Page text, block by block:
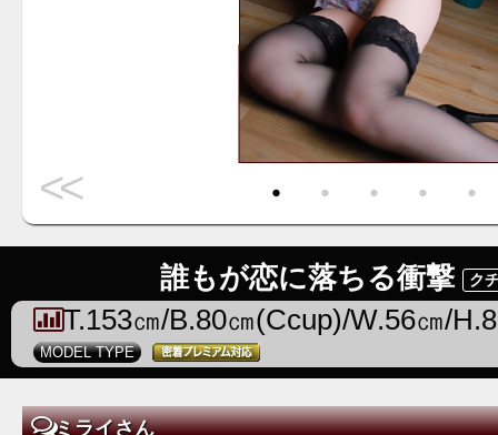
<< ・ ・ ・ ・ ・
誰もが恋に落ちる衝撃 ク
T.153㎝/B.80㎝(Ccup)/W.56㎝/
MODEL TYPE
ミライさん